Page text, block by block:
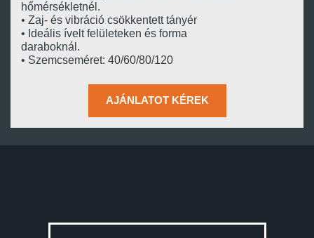
hőmérsékletnél.
• Zaj- és vibráció csökkentett tányér
• Ideális ívelt felületeken és forma
daraboknál.
• Szemcseméret: 40/60/80/120
AJÁNLATOT KÉREK